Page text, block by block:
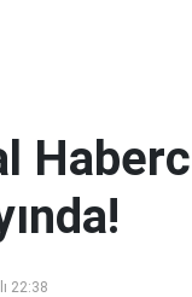
22:38